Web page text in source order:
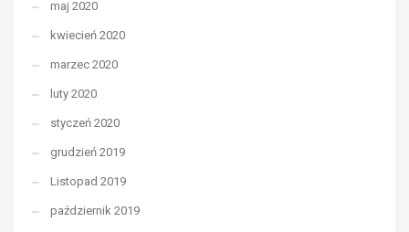
maj 2020
kwiecień 2020
marzec 2020
luty 2020
styczeń 2020
grudzień 2019
Listopad 2019
październik 2019